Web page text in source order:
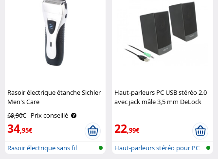
Rasoir électrique étanche Sichler
Men's Care
69,90€ Prix conseillé
34,95€
Rasoir électrique sans fil
Haut-parleurs PC USB stéréo 2.0
avec jack mâle 3,5 mm DeLock
22,99€
Haut-parleurs stéréo pour PC